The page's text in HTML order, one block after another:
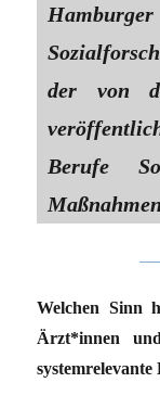
der von
Berufe
Welchen Sinn
Ärzt*innen
systemrelevante